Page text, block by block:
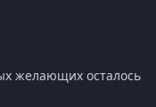
желающих осталось